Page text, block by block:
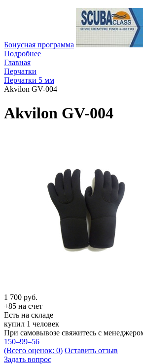
Бонусная программа
Подробнее
Главная
Перчатки
Перчатки 5 мм
Akvilon GV-004
Akvilon GV-004
1 700 руб.
+85 на счет
Есть на складе
купил 1 человек
При самовывозе свяжитесь с
150–99–56
(Всего оценок: 0) Оставить отзыв
Задать вопрос